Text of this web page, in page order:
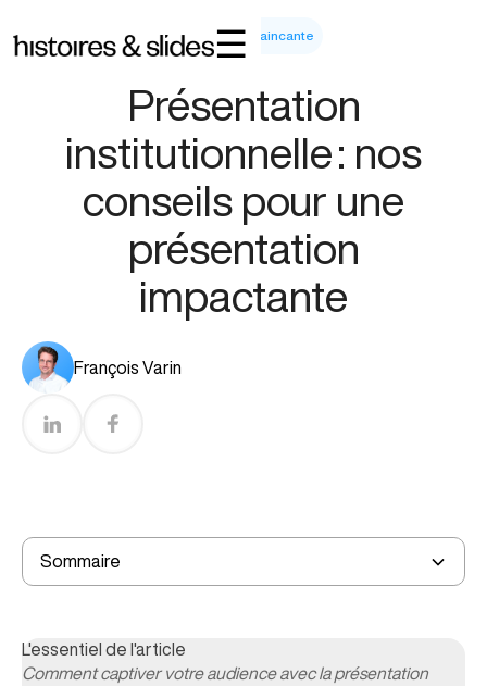
☰
Ecrire Et Raconter Une Histoire Convaincante
Présentation
institutionnelle : nos
conseils pour une
présentation
impactante
François Varin
Sommaire
A quoi sert votre présentation institutionnelle ?
Comment organiser votre présentation
A retenir
L'essentiel de l'article
Comment captiver votre audience avec la présentation